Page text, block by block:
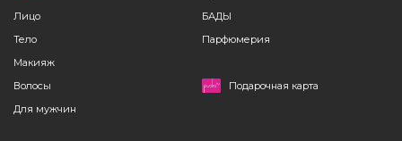
Лицо
Тело
Макияж
Волосы
Для мужчин
БАДЫ
Парфюмерия
Подарочная карта